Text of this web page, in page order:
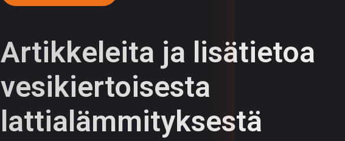
Artikkeleita ja lisätietoa
vesikiertoisesta
lattialämmityksestä